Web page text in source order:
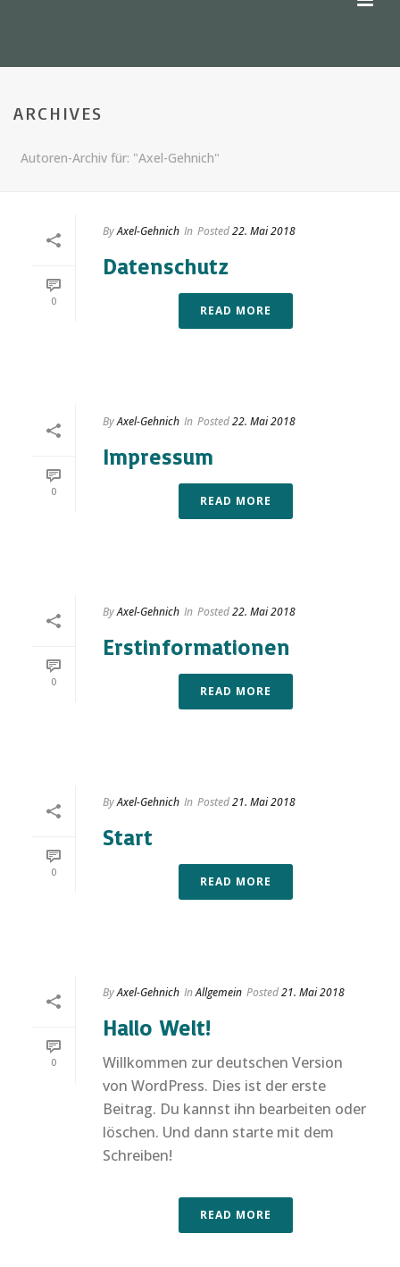
ARCHIVES
Autoren-Archiv für: "Axel-Gehnich"
0
ByAxel-Gehnich In Posted22. Mai 2018
Datenschutz
READ MORE
0
ByAxel-Gehnich In Posted22. Mai 2018
Impressum
READ MORE
0
ByAxel-Gehnich In Posted22. Mai 2018
Erstinformationen
READ MORE
0
ByAxel-Gehnich In Posted21. Mai 2018
Start
READ MORE
0
ByAxel-Gehnich InAllgemein Posted21. Mai 2018
Hallo Welt!
Willkommen zur deutschen Version
von WordPress. Dies ist der erste
Beitrag. Du kannst ihn bearbeiten oder
löschen. Und dann starte mit dem
Schreiben!
READ MORE